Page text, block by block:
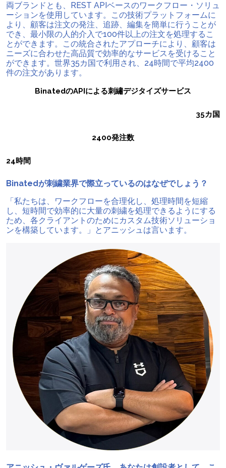
両ブランドとも、REST APIベースのワークフロー・ソリュ
ーションを使用しています。この技術プラットフォームに
より、顧客は注文の発注、追跡、編集を簡単に行うことが
でき、最小限の人的介入で100件以上の注文を処理するこ
とができます。この統合されたアプローチにより、顧客は
ニーズに合わせた高品質で効率的なサービスを受けること
ができます。世界35カ国で利用され、24時間で平均2400
件の注文があります。
BinatedのAPIによる刺繡デジタイズサービス
35カ国
2400発注数
24時間
Binatedが刺繍業界で際立っているのはなぜでしょう？
「私たちは、ワークフローを合理化し、処理時間を短縮
し、短時間で効率的に大量の刺繍を処理できるようにする
ため、各クライアントのためにカスタム技術ソリューショ
ンを構築しています。」とアニッシュは言います。